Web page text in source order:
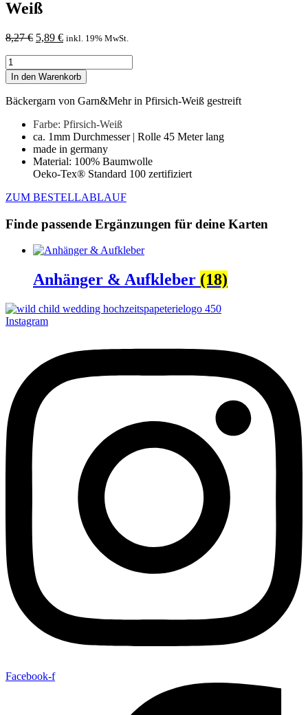
Weiß
8,27€ Ursprünglicher
8,27 €
5,89 €Aktueller
5,89 €.
inkl. 19% MwSt.
Bäckergarn
von
Garn&Mehr
|
Pfirsich-
Weiß
Menge
In den Warenkorb
Bäckergarn von Garn&Mehr in Pfirsich-Weiß gestreift
Farbe: Pfirsich-Weiß
ca. 1mm Durchmesser | Rolle 45 Meter lang
made in germany
Material: 100% Baumwolle
Oeko-Tex® Standard 100 zertifiziert
ZUM BESTELLABLAUF
Finde passende Ergänzungen für deine Karten
Anhänger & Aufkleber (18)
Instagram
Facebook-f